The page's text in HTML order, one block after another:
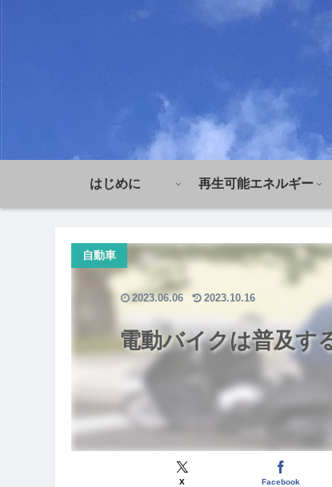
はじめに 再生可能エネルギー
電動バイクは普及す
自動車
X Facebook
2023.06.06 2023.10.16